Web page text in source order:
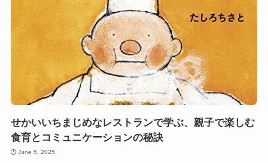
せかいいちまじめなレストランで学ぶ、親子で楽しむ
食育とコミュニケーションの秘訣
June 5, 2025